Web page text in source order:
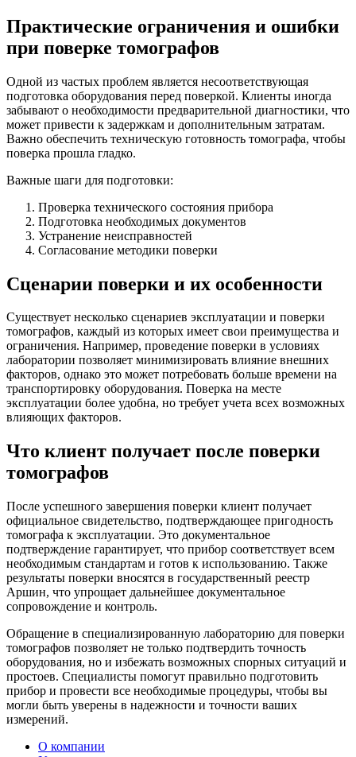
Практические ограничения и ошибки
при поверке томографов
Одной из частых проблем является несоответствующая
подготовка оборудования перед поверкой. Клиенты иногда
забывают о необходимости предварительной диагностики, что
может привести к задержкам и дополнительным затратам.
Важно обеспечить техническую готовность томографа, чтобы
поверка прошла гладко.
Важные шаги для подготовки:
Проверка технического состояния прибора
Подготовка необходимых документов
Устранение неисправностей
Согласование методики поверки
Сценарии поверки и их особенности
Существует несколько сценариев эксплуатации и поверки
томографов, каждый из которых имеет свои преимущества и
ограничения. Например, проведение поверки в условиях
лаборатории позволяет минимизировать влияние внешних
факторов, однако это может потребовать больше времени на
транспортировку оборудования. Поверка на месте
эксплуатации более удобна, но требует учета всех возможных
влияющих факторов.
Что клиент получает после поверки
томографов
После успешного завершения поверки клиент получает
официальное свидетельство, подтверждающее пригодность
томографа к эксплуатации. Это документальное
подтверждение гарантирует, что прибор соответствует всем
необходимым стандартам и готов к использованию. Также
результаты поверки вносятся в государственный реестр
Аршин, что упрощает дальнейшее документальное
сопровождение и контроль.
Обращение в специализированную лабораторию для поверки
томографов позволяет не только подтвердить точность
оборудования, но и избежать возможных спорных ситуаций и
простоев. Специалисты помогут правильно подготовить
прибор и провести все необходимые процедуры, чтобы вы
могли быть уверены в надежности и точности ваших
измерений.
О компании